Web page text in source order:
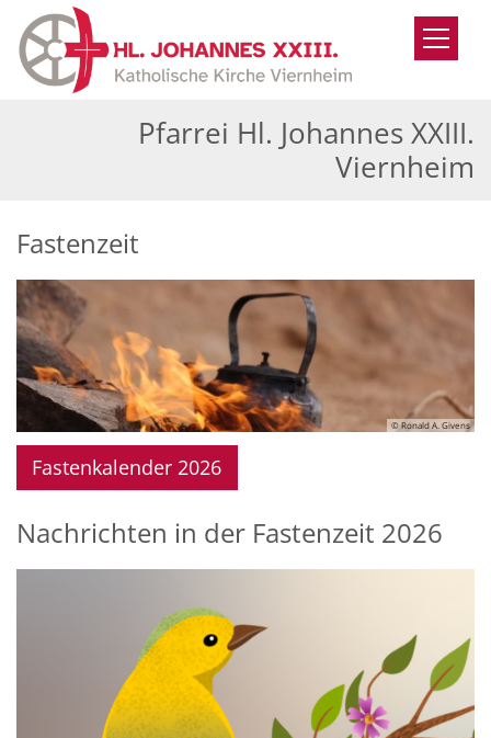
Zum Inhalt springen
Pfarrei Hl. Johannes XXIII.
Viernheim
Fastenzeit
© Ronald A. Givens
Fastenkalender 2026
Nachrichten in der Fastenzeit 2026